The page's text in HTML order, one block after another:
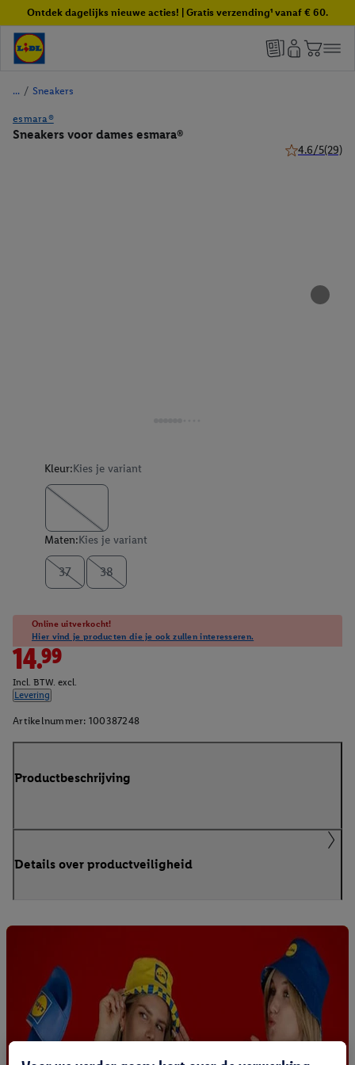
Ontdek dagelijks nieuwe acties! | Gratis verzending¹ vanaf € 60.
/ Sneakers
esmara®
Sneakers voor dames esmara®
4.6/5(29)
Kleur:Kies je variant
Maten:Kies je variant
37 38
Online uitverkocht!
Hier vind je producten die je ook zullen interesseren.
14.99
Incl. BTW. excl.
Levering
Artikelnummer: 100387248
Productbeschrijving
Details over productveiligheid